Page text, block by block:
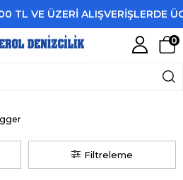
TL VE ÜZERİ ALIŞVERİŞLERDE
0
Filtreleme